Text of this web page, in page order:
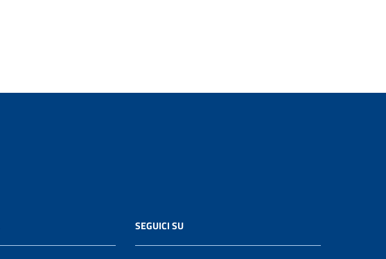
SEGUICI SU